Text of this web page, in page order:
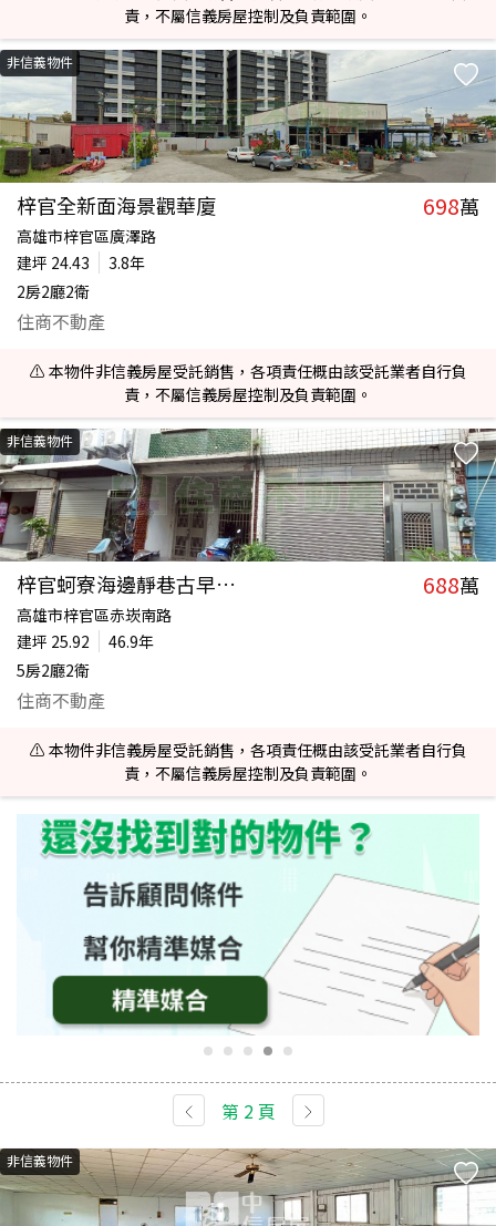
責，不屬信義房屋控制及負責範圍。
非信義物件
梓官全新面海景觀華廈 698萬
高雄市梓官區廣澤路
建坪 24.43
3.8年
2房2廳2衛
住商不動產
⚠️ 本物件非信義房屋受託銷售，各項責任概由該受託業者自行負
責，不屬信義房屋控制及負責範圍。
非信義物件
梓官蚵寮海邊靜巷古早味５房透天 688萬
高雄市梓官區赤崁南路
建坪 25.92
46.9年
5房2廳2衛
住商不動產
⚠️ 本物件非信義房屋受託銷售，各項責任概由該受託業者自行負
責，不屬信義房屋控制及負責範圍。
第 2頁
非信義物件